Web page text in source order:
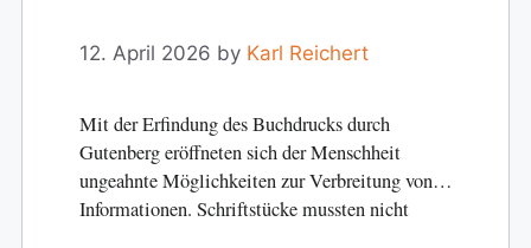
12. April 2026 by Karl Reichert
Mit der Erfindung des Buchdrucks durch
Gutenberg eröffneten sich der Menschheit
ungeahnte Möglichkeiten zur Verbreitung von
Informationen. Schriftstücke mussten nicht